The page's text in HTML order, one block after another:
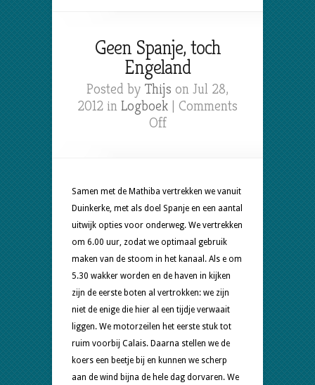
Geen Spanje, toch
Engeland
Posted by Thijs on Jul 28,
2012 in Logboek | Comments
Offon
Engeland
Samen met de Mathiba vertrekken we vanuit
Duinkerke, met als doel Spanje en een aantal
uitwijk opties voor onderweg. We vertrekken
om 6.00 uur, zodat we optimaal gebruik
maken van de stoom in het kanaal. Als e om
5.30 wakker worden en de haven in kijken
zijn de eerste boten al vertrokken: we zijn
niet de enige die hier al een tijdje verwaait
liggen. We motorzeilen het eerste stuk tot
ruim voorbij Calais. Daarna stellen we de
koers een beetje bij en kunnen we scherp
aan de wind bijna de hele dag dorvaren. We